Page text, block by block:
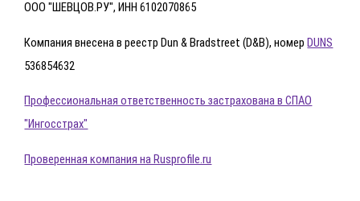
ООО "ШЕВЦОВ.РУ", ИНН 6102070865
Компания внесена в реестр Dun & Bradstreet (D&B), номерDUNS
536854632
Профессиональная ответственность застрахована в СПАО
"Ингосстрах"
Проверенная компания на Rusprofile.ru